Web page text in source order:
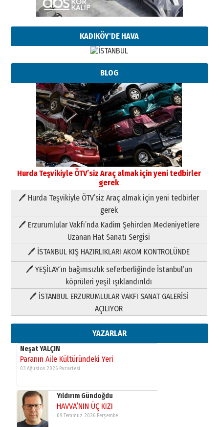
KADIKÖY'DE HAVA
BLOG
Hurda Teşvikiyle ÖTV’siz Araç almak için yeni tedbirler
gerek
🖊 Hurda Teşvikiyle ÖTV’siz Araç almak için yeni tedbirler
gerek
🖊 Erzurumlular Vakfı’nda Kadim Şehirden Medeniyetlere
Uzanan Hat Sanatı Sergisi
🖊 İSTANBUL KIŞ HAZIRLIKLARI AKOM KONTROLÜNDE
🖊 YEŞİLAY’ın bağımsızlık seferberliğinde İstanbul’un
köprüleri yeşil ışıklandırıldı
🖊 İSTANBUL ERZURUMLULAR VAKFI SANAT GALERİSİ
AÇILIYOR
YAZARLAR
Paranın Aile Kültüründeki Yeri
03 Ağustos 2026 Pazartesi
Yıldırım Gündoğdu
HAVVA’NIN ÜÇ KIZI
09 Temmuz 2026 Perşembe
Yusuf POLAT
Şampiyonluk Sebahattin Şirin’e
yazar
11 Mayıs 2026 Pazartesi
Neşat YALÇIN
Paranın Aile Kültüründeki Yeri
03 Ağustos 2026 Pazartesi
Yıldırım Gündoğdu
HAVVA’NIN ÜÇ KIZI
09 Temmuz 2026 Perşembe